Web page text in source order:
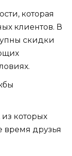
которая
клиентов. В
скидки
которых
время друзья